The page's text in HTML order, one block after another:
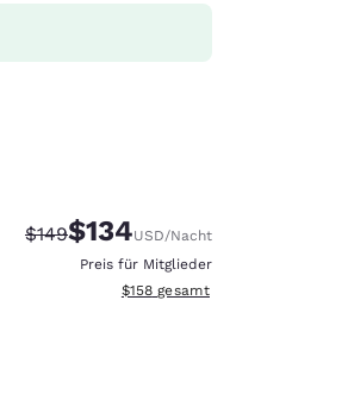
Durchgestrichener Preis:
$149Vergünstigter Preis:
$134USD/Nacht
Preis für Mitglieder
Geschätzte Gesamtdetails
$158 gesamt